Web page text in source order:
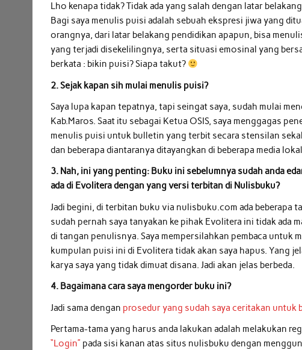
Lho kenapa tidak? Tidak ada yang salah dengan latar
Bagi saya menulis puisi adalah sebuah ekspresi jiwa yang
orangnya, dari latar belakang pendidikan apapun, bisa
yang terjadi disekelilingnya, serta situasi emosinal yang
berkata : bikin puisi? Siapa takut?
2. Sejak kapan sih mulai menulis puisi?
Saya lupa kapan tepatnya, tapi seingat saya, sudah mulai
Kab.Maros. Saat itu sebagai Ketua OSIS, saya menggagas
menulis puisi untuk bulletin yang terbit secara stensilan
dan beberapa diantaranya ditayangkan di beberapa media
3. Nah, ini yang penting: Buku ini sebelumnya sudah anda
ada di Evolitera dengan yang versi terbitan di Nulisbuku?
Jadi begini, di terbitan buku via nulisbuku.com ada beberapa
sudah pernah saya tanyakan ke pihak Evolitera ini tidak ada
di tangan penulisnya. Saya mempersilahkan pembaca untuk
kumpulan puisi ini di Evolitera tidak akan saya hapus. Yang
karya saya yang tidak dimuat disana. Jadi akan jelas berbeda.
4. Bagaimana cara saya mengorder buku ini?
Jadi sama dengan prosedur yang sudah saya ceritakan untuk
Pertama-tama yang harus anda lakukan adalah melakukan
“Login” pada sisi kanan atas situs nulisbuku dengan